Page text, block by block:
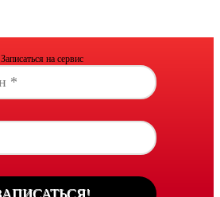
Записаться на сервис